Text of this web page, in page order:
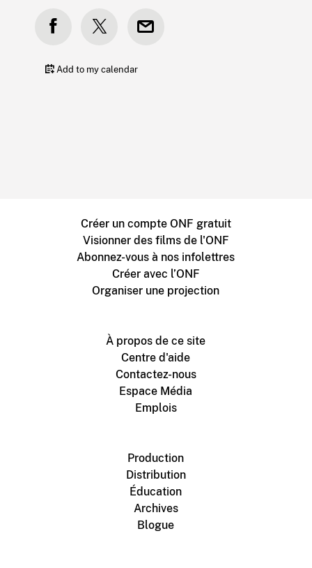
Add to my calendar
Créer un compte ONF gratuit
Visionner des films de l'ONF
Abonnez-vous à nos infolettres
Créer avec l’ONF
Organiser une projection
À propos de ce site
Centre d'aide
Contactez-nous
Espace Média
Emplois
Production
Distribution
Éducation
Archives
Blogue